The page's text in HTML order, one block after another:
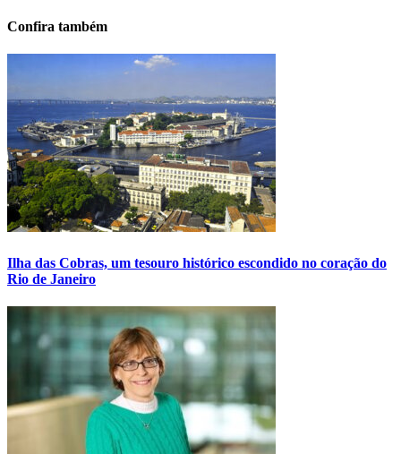
Confira também
Ilha das Cobras, um tesouro histórico escondido no coração do
Rio de Janeiro